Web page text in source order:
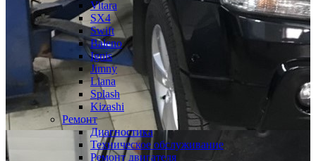
Vitara
SX4
Swift
Baleno
Ignis
Jimny
Liana
Splash
Kizashi
Ремонт
Диагностика
Техническое обслуживание
Ремонт двигателя